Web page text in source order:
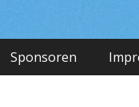
Sponsoren